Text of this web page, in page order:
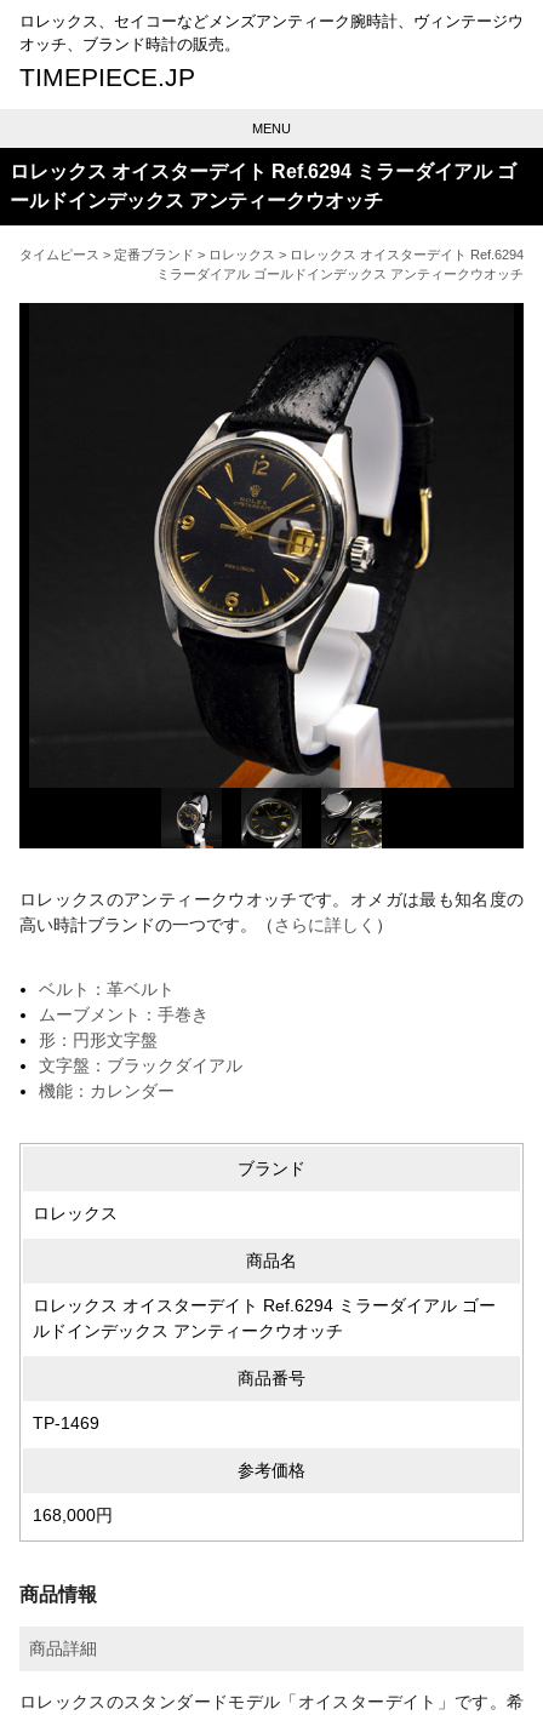
ロレックス、セイコーなどメンズアンティーク腕時計、ヴィンテージウ
オッチ、ブランド時計の販売。
TIMEPIECE.JP
MENU
ロレックス オイスターデイト Ref.6294 ミラーダイアル ゴ
ールドインデックス アンティークウオッチ
タイムピース > 定番ブランド > ロレックス > ロレックス オイスターデイト Ref.6294
ミラーダイアル ゴールドインデックス アンティークウオッチ
ロレックスのアンティークウオッチです。オメガは最も知名度の
高い時計ブランドの一つです。（ さらに詳しく ）
ベルト：革ベルト
ムーブメント：手巻き
形：円形文字盤
文字盤：ブラックダイアル
機能：カレンダー
ブランド
ロレックス
商品名
ロレックス オイスターデイト Ref.6294 ミラーダイアル ゴー
ルドインデックス アンティークウオッチ
商品番号
TP-1469
参考価格
168,000円
商品情報
商品詳細
ロレックスのスタンダードモデル「オイスターデイト」です。希